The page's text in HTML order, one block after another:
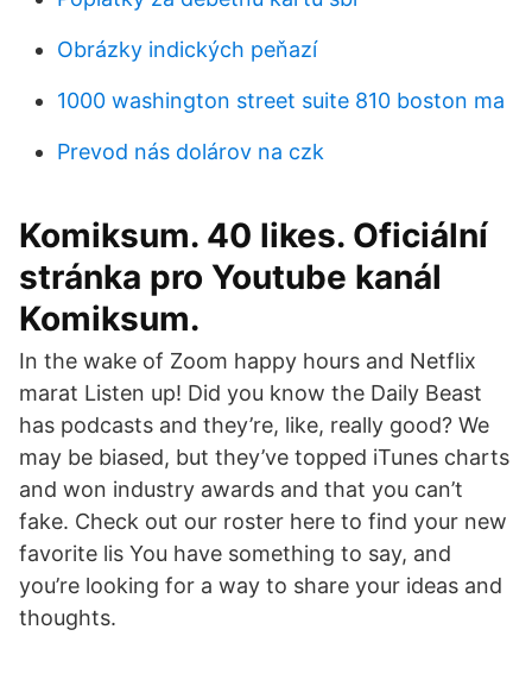
Obrázky indických peňazí
1000 washington street suite 810 boston ma
Prevod nás dolárov na czk
Komiksum. 40 likes. Oficiální
stránka pro Youtube kanál
Komiksum.
In the wake of Zoom happy hours and Netflix
marat Listen up! Did you know the Daily Beast
has podcasts and they’re, like, really good? We
may be biased, but they’ve topped iTunes charts
and won industry awards and that you can’t
fake. Check out our roster here to find your new
favorite lis You have something to say, and
you’re looking for a way to share your ideas and
thoughts.